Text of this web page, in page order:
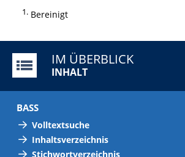
1 Bereinigt
IM ÜBERBLICK
INHALT
BASS
Volltextsuche
Inhaltsverzeichnis
Stichwortverzeichnis